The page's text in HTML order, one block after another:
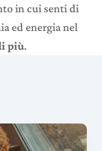
in cui senti di
ed energia nel
più.